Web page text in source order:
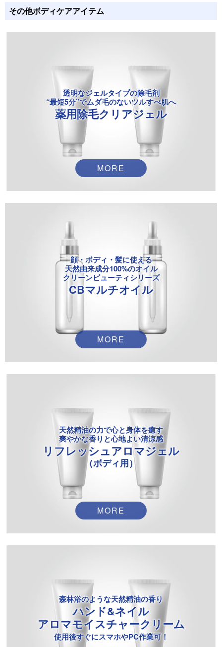
その他ボディケアアイテム
透明なジェルタイプの除毛剤
“最短5分”でムダ毛のないツルすべ肌へ
薬用除毛クリアジェル
MORE
顔・ボディ・髪に使える
天然由来成分100%のオイル
クリーンビューティシリーズ
CBマルチオイル
MORE
天然精油の力で心と身体を癒す
爽やかな香りと心地よい清涼感
リフレッシュアロマジェル
（ボディ用）
MORE
森林浴のような天然精油の香り
ハンド&ネイル
アロマモイスチャークリーム
使用後すぐにスマホやPC作業可！